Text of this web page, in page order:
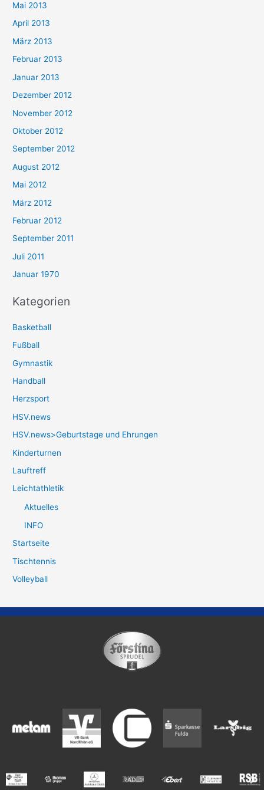
Mai 2013
April 2013
März 2013
Februar 2013
Januar 2013
Dezember 2012
November 2012
Oktober 2012
September 2012
August 2012
Mai 2012
März 2012
Februar 2012
September 2011
Juli 2011
Januar 1970
Kategorien
Basketball
Fußball
Gymnastik
Handball
Herzsport
HSV.news
HSV.news>Geburtstage und Ehrungen
Kinderturnen
Lauftreff
Leichtathletik
Aktuelles
INFO
Startseite
Tischtennis
Volleyball